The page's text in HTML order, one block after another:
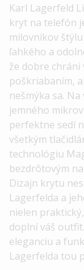
Karl Lagerfeld
kryt na telefón
milovníkov
ľahkého a
že dobre
poškriabaním,
nešmýka sa.
jemného
perfektne sedí
všetkým
technológiu
bezdrôtovým
Dizajn krytu
Lagerfelda a
nielen
doplní váš outfit.
eleganciu a
Lagerfelda tou